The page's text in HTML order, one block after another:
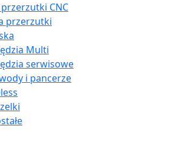
CNC
przerzutki
Multi
serwisowe
i pancerze